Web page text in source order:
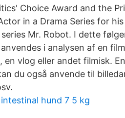
Choice Award and the
in a Drama Series for
Mr. Robot. I dette
i analysen af en
en vlog eller andet filmisk.
du også anvende til
hund 7 5 kg